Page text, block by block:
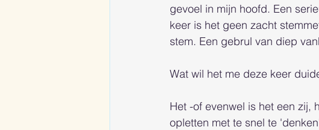
gevoel in mijn hoofd. Een
keer is het geen zacht
stem. Een gebrul van diep
Wat wil het me deze keer
Het -of evenwel is het een zij,
opletten met te snel te